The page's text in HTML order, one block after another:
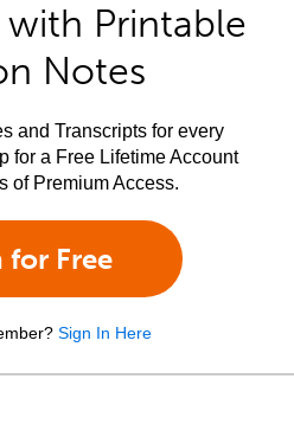
with Printable
Notes
and Transcripts for every
for a Free Lifetime Account
of Premium Access.
for Free
Sign In Here